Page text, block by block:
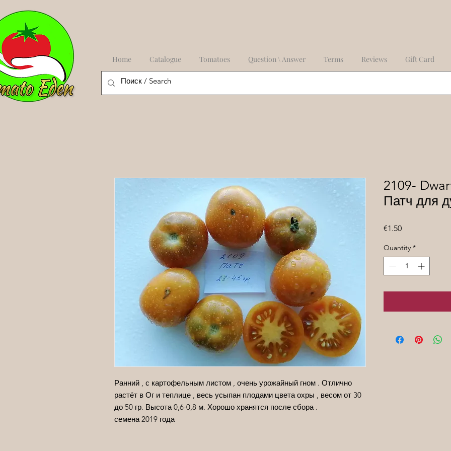
Home Catalogue Tomatoes Question \ Answer Terms Reviews Gift Card
Ранний , с картофельным листом , очень урожайный гном . Отлично
растёт в Ог и теплице , весь усыпан плодами цвета охры , весом от 30
до 50 гр. Высота 0,6-0,8 м. Хорошо хранятся после сбора .
семена 2019 года
2109-
Патч для
€1.50Price
Quantity *